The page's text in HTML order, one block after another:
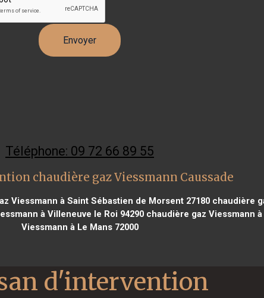
Téléphone: 09 72 66 89 55
chaudière gaz Viessmann Caussade
Viessmann à Saint Sébastien de Morsent 27180chaudière
à Villeneuve le Roi 94290chaudière gaz Viessmann à
Viessmann à Le Mans 72000
d'intervention